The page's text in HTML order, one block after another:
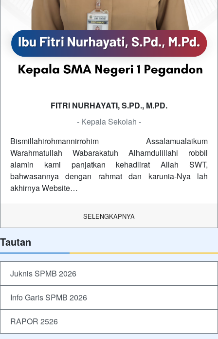
FITRI NURHAYATI, S.PD., M.PD.
- Kepala Sekolah -
Bismillahirohmannirrohim Assalamualaikum
Warahmatullah Wabarakatuh Alhamdulillahi robbil
alamin kami panjatkan kehadlirat Allah SWT,
bahwasannya dengan rahmat dan karunia-Nya lah
akhirnya Website…
SELENGKAPNYA
Tautan
Juknis SPMB 2026
Info Garis SPMB 2026
RAPOR 2526